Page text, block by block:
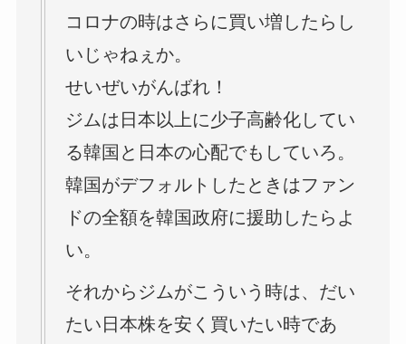
コロナの時はさらに買い増したらし
いじゃねぇか。
せいぜいがんばれ！
ジムは日本以上に少子高齢化してい
る韓国と日本の心配でもしていろ。
韓国がデフォルトしたときはファン
ドの全額を韓国政府に援助したらよ
い。
それからジムがこういう時は、だい
たい日本株を安く買いたい時であ